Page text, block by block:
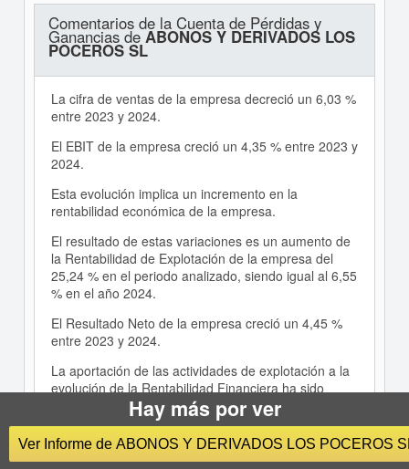
Comentarios de la Cuenta de Pérdidas y
Ganancias deABONOS Y DERIVADOS LOS
POCEROS SL
La cifra de ventas de la empresa decreció un 6,03 %
entre 2023 y 2024.
El EBIT de la empresa creció un 4,35 % entre 2023 y
2024.
Esta evolución implica un incremento en la
rentabilidad económica de la empresa.
El resultado de estas variaciones es un aumento de
la Rentabilidad de Explotación de la empresa del
25,24 % en el periodo analizado, siendo igual al 6,55
% en el año 2024.
El Resultado Neto de la empresa creció un 4,45 %
entre 2023 y 2024.
La aportación de las actividades de explotación a la
evolución de la Rentabilidad Financiera ha sido
menor que la de las actividades financieras .
El resultado de estas variaciones es un aumento de
esta rentabilidad del 2,03 % en el periodo analizado,
Hay más por ver
Ver Informe de ABONOS Y DERIVADOS LOS POCEROS